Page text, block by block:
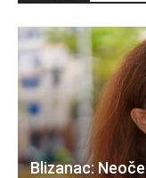
Blizanac: